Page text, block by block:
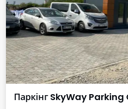
Паркінг SkyWay Parking